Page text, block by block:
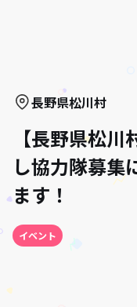
長野県松川村
【長野県松
し協力隊募集
ます！
イベント